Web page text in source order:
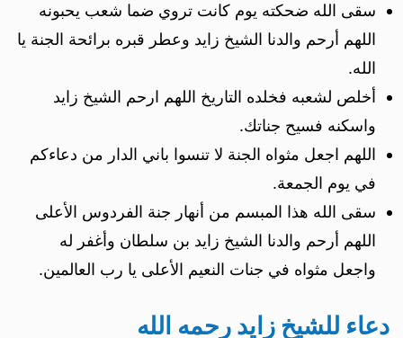
سقى الله ضحكته يوم كانت تروي ضما شعب يحبونه
اللهم أرحم والدنا الشيخ زايد وعطر قبره برائحة الجنة يا
الله.
أخلص لشعبه فخلده التاريخ اللهم ارحم الشيخ زايد
واسكنه فسيح جناتك.
اللهم اجعل مثواه الجنة لا تنسوا باني الدار من دعاءكم
في يوم الجمعة.
سقى الله هذا المبسم من أنهار جنة الفردوس الأعلى
اللهم أرحم والدنا الشيخ زايد بن سلطان وأغفر له
واجعل مثواه في جنات النعيم الأعلى يا رب العالمين.
دعاء للشيخ زايد رحمه الله